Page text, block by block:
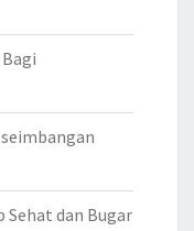
Sehat dan Bugar